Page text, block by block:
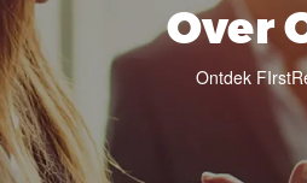
Over
Ontdek